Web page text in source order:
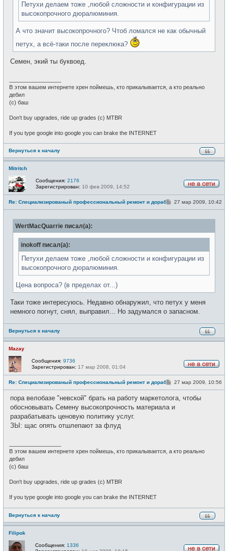
Петухи делаем тоже ,любой сложности и конфигурации из
высокопрочного дюралюминия.
А что значит высокопрочного? Чтоб ломался не как обычный
петух, а всё-таки после переклюка?
Семен, экий ты буквоед.
В этом вашем интернете хрен поймешь, кто прикалывается, а кто реально
дебил
(c) баш
Don't buy upgrades, ride up grades (c) MTBR
If you type google into google you can brake the INTERNET
Вернуться к началу
Mitritch
е
в
с
Сообщения: 2176
Зарегистрирован: 10 фев 2009, 14:52
Re: Специализированый профессиональный ремонт и доработка велоси
С
б
е
н
е
27 мар 2009, 10:42
WertMacQuarrie писал(а):
inokoff писал(а):
Петухи делаем тоже ,любой сложности и конфигурации из
высокопрочного дюралюминия.
Цена вопроса? (в пределах от...)
Таки тоже интересуюсь. Недавно обнаружил, что петух у меня
немного погнут, снял, выправил... Но задумался о запасном.
Вернуться к началу
Mazay
е
в
с
Сообщения: 9736
Зарегистрирован: 17 мар 2008, 01:04
Re: Специализированый профессиональный ремонт и доработка велоси
С
б
щ
27 мар 2009, 10:56
пора велобазе "невской" брать на работу маркетолога, чтобы
обосновывать Семену высокопрочность материала и
разрабатывать ценовую политику услуг.
ЗЫ: щас опять отшлепают за флуд
В этом вашем интернете хрен поймешь, кто прикалывается, а кто реально
дебил
(c) баш
Don't buy upgrades, ride up grades (c) MTBR
If you type google into google you can brake the INTERNET
Вернуться к началу
Filipok
Сообщения: 1336